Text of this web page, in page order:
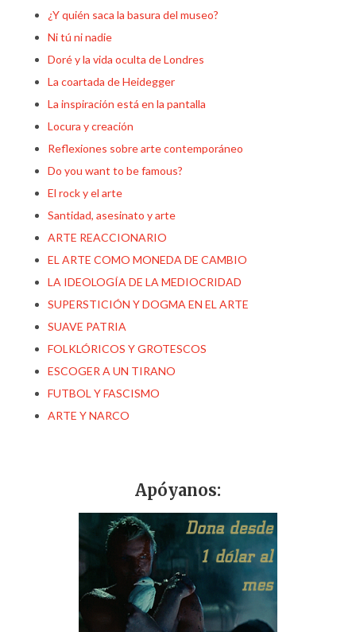
¿Y quién saca la basura del museo?
Ni tú ni nadie
Doré y la vida oculta de Londres
La coartada de Heidegger
La inspiración está en la pantalla
Locura y creación
Reflexiones sobre arte contemporáneo
Do you want to be famous?
El rock y el arte
Santidad, asesinato y arte
ARTE REACCIONARIO
EL ARTE COMO MONEDA DE CAMBIO
LA IDEOLOGÍA DE LA MEDIOCRIDAD
SUPERSTICIÓN Y DOGMA EN EL ARTE
SUAVE PATRIA
FOLKLÓRICOS Y GROTESCOS
ESCOGER A UN TIRANO
FUTBOL Y FASCISMO
ARTE Y NARCO
Apóyanos: